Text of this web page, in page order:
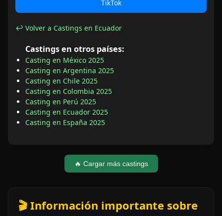
TikTok
↩ Volver a Castings en Ecuador
Castings en otros países:
Casting en México 2025
Casting en Argentina 2025
Casting en Chile 2025
Casting en Colombia 2025
Casting en Perú 2025
Casting en Ecuador 2025
Casting en España 2025
🔥 Cargar más castings
🎬 Información importante sobre